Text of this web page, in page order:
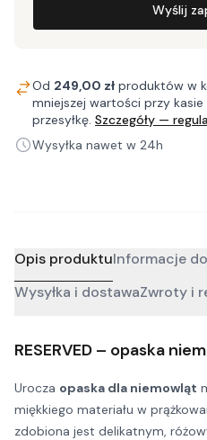
Wyślij
Od 249,00 zł produktów w
mniejszej wartości przy kasie
przesyłkę. Szczegóły —
Wysyłka nawet w 24h
Opis produktuInformacje
Wysyłka i dostawaZwroty i
RESERVED – opaska
Urocza opaska dla niemowląt
miękkiego materiału w
zdobiona jest delikatnym,